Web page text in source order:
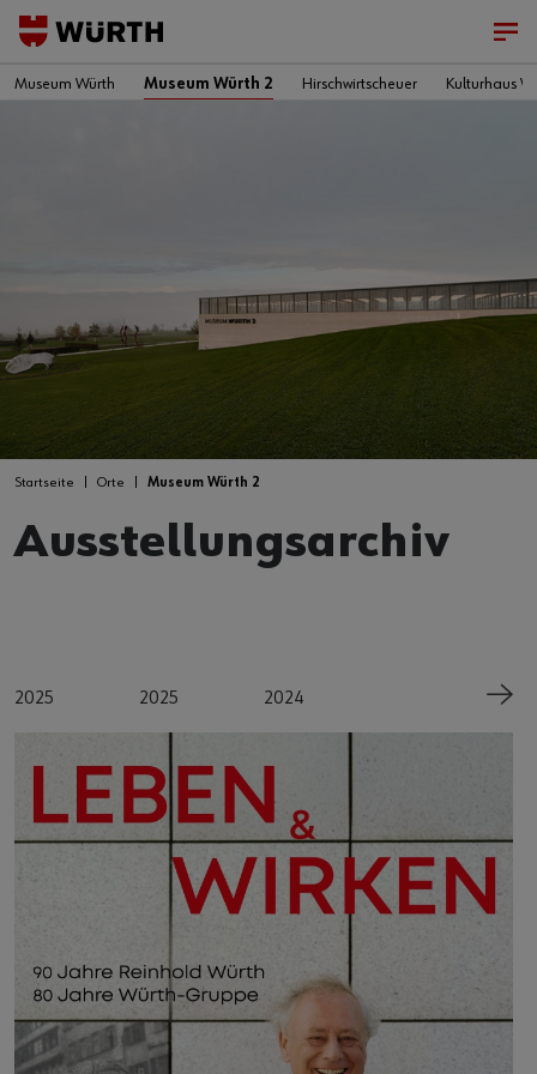
Museum Würth Museum Würth 2 Hirschwirtscheuer Kulturhaus
Startseite Orte Museum Würth 2
Ausstellungsarchiv
2025 2025 2024